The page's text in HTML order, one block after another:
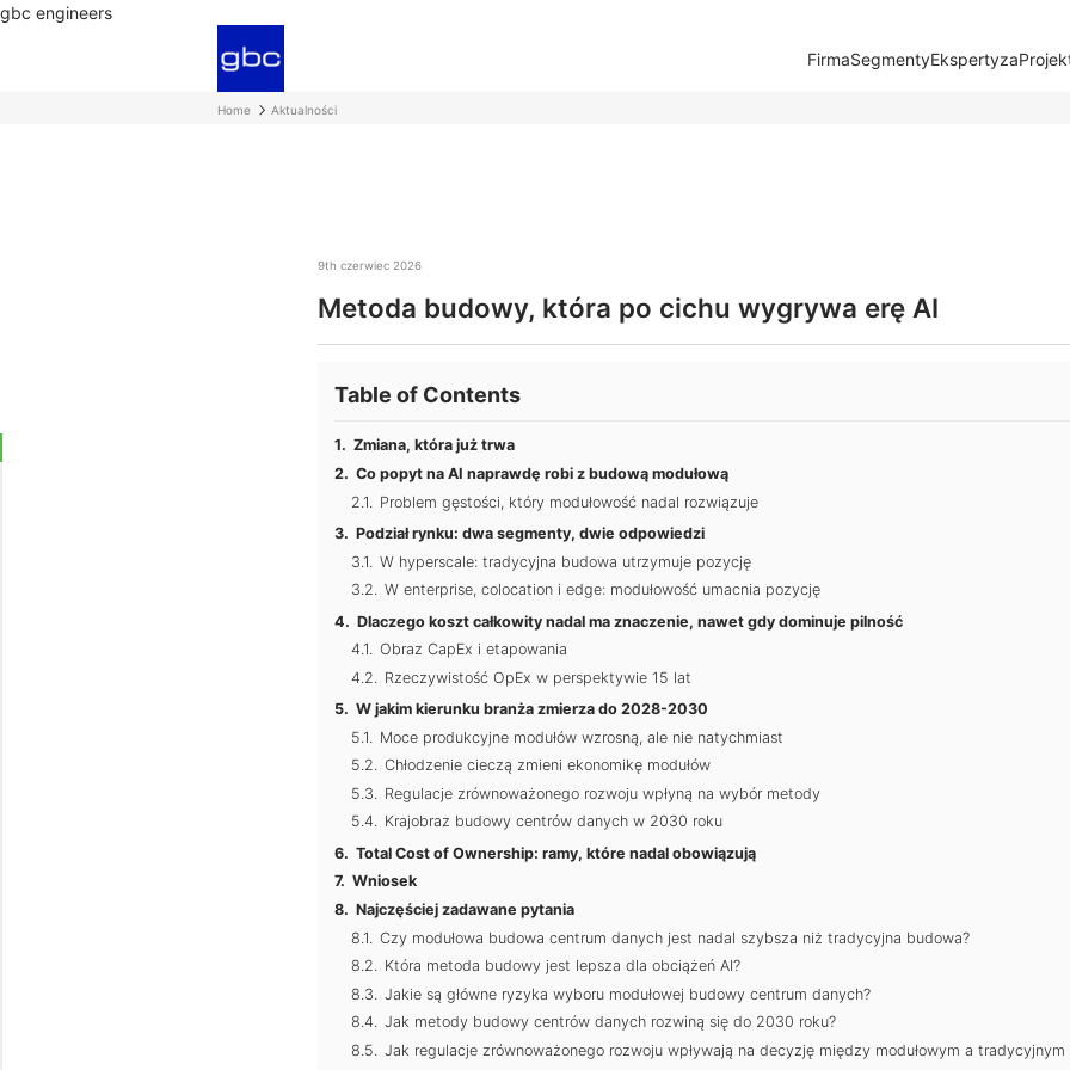
gbc engineers
FirmaSegmentyEkspertyza
Home Aktualności
9th czerwiec 2026
Metoda budowy, która po cichu wygrywa erę AI
Table of Contents
Zmiana, która już trwa
Co popyt na AI naprawdę robi z budową modułową
Problem gęstości, który modułowość nadal rozwiązuje
Podział rynku: dwa segmenty, dwie odpowiedzi
W hyperscale: tradycyjna budowa utrzymuje pozycję
W enterprise, colocation i edge: modułowość umacnia pozycję
Dlaczego koszt całkowity nadal ma znaczenie, nawet gdy dominuje pilność
Obraz CapEx i etapowania
Rzeczywistość OpEx w perspektywie 15 lat
W jakim kierunku branża zmierza do 2028-2030
Moce produkcyjne modułów wzrosną, ale nie natychmiast
Chłodzenie cieczą zmieni ekonomikę modułów
Regulacje zrównoważonego rozwoju wpłyną na wybór metody
Krajobraz budowy centrów danych w 2030 roku
Total Cost of Ownership: ramy, które nadal obowiązują
Wniosek
Najczęściej zadawane pytania
Czy modułowa budowa centrum danych jest nadal szybsza niż tradycyjna budowa?
Która metoda budowy jest lepsza dla obciążeń AI?
Jakie są główne ryzyka wyboru modułowej budowy centrum danych?
Jak metody budowy centrów danych rozwiną się do 2030 roku?
Jak regulacje zrównoważonego rozwoju wpływają na decyzję między modułowym a tradycyjnym